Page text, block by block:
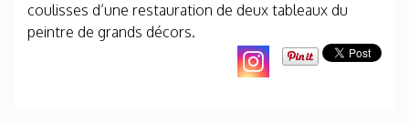
coulisses d’une restauration de deux tableaux du
peintre de grands décors.